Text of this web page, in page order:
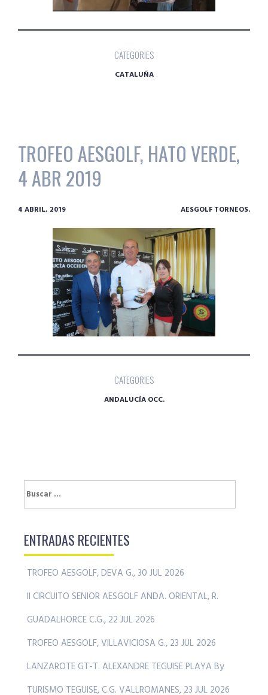
CATEGORIES
CATALUÑA
TROFEO AESGOLF, HATO VERDE,
4 ABR 2019
4 ABRIL, 2019 AESGOLF TORNEOS.
CATEGORIES
ANDALUCÍA OCC.
Buscar:
ENTRADAS RECIENTES
TROFEO AESGOLF, DEVA G., 30 JUL 2026
II CIRCUITO SENIOR AESGOLF ANDA. ORIENTAL, R.
GUADALHORCE C.G., 22 JUL 2026
TROFEO AESGOLF, VILLAVICIOSA G., 23 JUL 2026
LANZAROTE GT-T. ALEXANDRE TEGUISE PLAYA By
TURISMO TEGUISE, C.G. VALLROMANES, 23 JUL 2026